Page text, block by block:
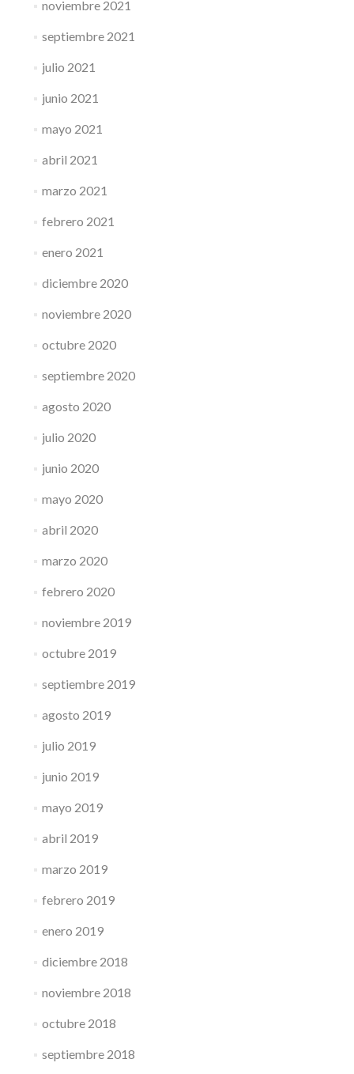
noviembre 2021
septiembre 2021
julio 2021
junio 2021
mayo 2021
abril 2021
marzo 2021
febrero 2021
enero 2021
diciembre 2020
noviembre 2020
octubre 2020
septiembre 2020
agosto 2020
julio 2020
junio 2020
mayo 2020
abril 2020
marzo 2020
febrero 2020
noviembre 2019
octubre 2019
septiembre 2019
agosto 2019
julio 2019
junio 2019
mayo 2019
abril 2019
marzo 2019
febrero 2019
enero 2019
diciembre 2018
noviembre 2018
octubre 2018
septiembre 2018